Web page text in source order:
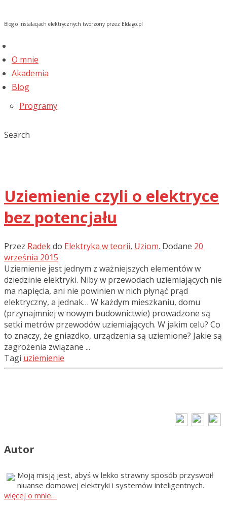
Blog o instalacjach elektrycznych tworzony przez Eldago.pl
O mnie
Akademia
Blog
Programy
Search
Uziemienie czyli o elektryce
bez potencjału
Przez Radekdo Elektryka w teorii, Uziom. Dodane 20
września 2015
Uziemienie jest jednym z ważniejszych elementów w
dziedzinie elektryki. Niby w przewodach uziemiających nie
ma napięcia, ani nie powinien w nich płynąć prąd
elektryczny, a jednak… W każdym mieszkaniu, domu
(przynajmniej w nowym budownictwie) prowadzone są
setki metrów przewodów uziemiających. W jakim celu? Co
to znaczy, że gniazdko, urządzenia są uziemione? Jakie są
zagrożenia związane ...
Tagi uziemienie
Autor
Moją misją jest, abyś w lekko strawny sposób przyswoił
niuanse domowej elektryki i systemów inteligentnych.
więcej o mnie…